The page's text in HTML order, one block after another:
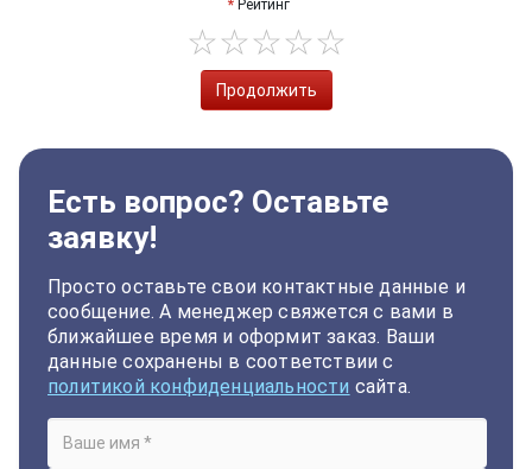
Рейтинг
Продолжить
Есть вопрос? Оставьте
заявку!
Просто оставьте свои контактные данные и
сообщение. А менеджер свяжется с вами в
ближайшее время и оформит заказ. Ваши
данные сохранены в соответствии с
политикой конфиденциальности сайта.